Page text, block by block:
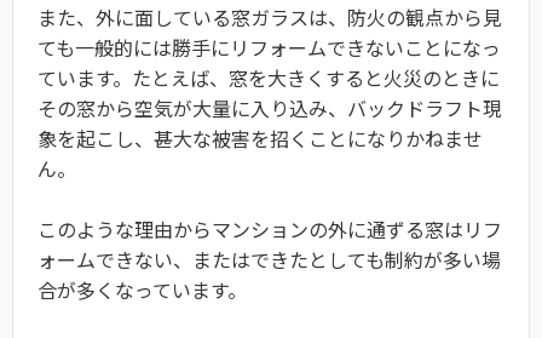
また、外に面している窓ガラスは、防火の観点から見
ても一般的には勝手にリフォームできないことになっ
ています。たとえば、窓を大きくすると火災のときに
その窓から空気が大量に入り込み、バックドラフト現
象を起こし、甚大な被害を招くことになりかねませ
ん。
このような理由からマンションの外に通ずる窓はリフ
ォームできない、またはできたとしても制約が多い場
合が多くなっています。